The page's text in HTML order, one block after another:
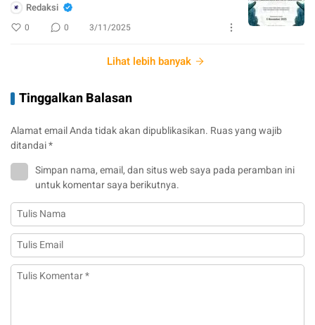
Redaksi
0 0 3/11/2025
Lihat lebih banyak
Tinggalkan Balasan
Alamat email Anda tidak akan dipublikasikan. Ruas yang wajib
ditandai*
Simpan nama, email, dan situs web saya pada peramban ini
untuk komentar saya berikutnya.